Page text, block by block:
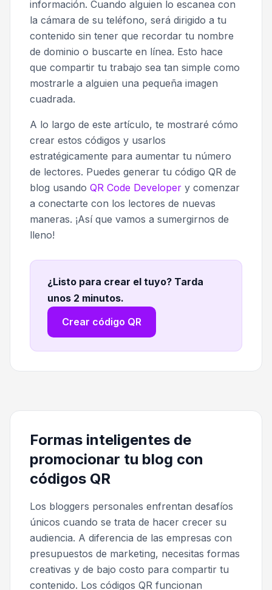
información. Cuando alguien lo escanea con
la cámara de su teléfono, será dirigido a tu
contenido sin tener que recordar tu nombre
de dominio o buscarte en línea. Esto hace
que compartir tu trabajo sea tan simple como
mostrarle a alguien una pequeña imagen
cuadrada.
A lo largo de este artículo, te mostraré cómo
crear estos códigos y usarlos
estratégicamente para aumentar tu número
de lectores. Puedes generar tu código QR de
blog usando QR Code Developer y comenzar
a conectarte con los lectores de nuevas
maneras. ¡Así que vamos a sumergirnos de
lleno!
¿Listo para crear el tuyo? Tarda
unos 2 minutos.
Crear código QR
Formas inteligentes de
promocionar tu blog con
códigos QR
Los bloggers personales enfrentan desafíos
únicos cuando se trata de hacer crecer su
audiencia. A diferencia de las empresas con
presupuestos de marketing, necesitas formas
creativas y de bajo costo para compartir tu
contenido. Los códigos QR funcionan